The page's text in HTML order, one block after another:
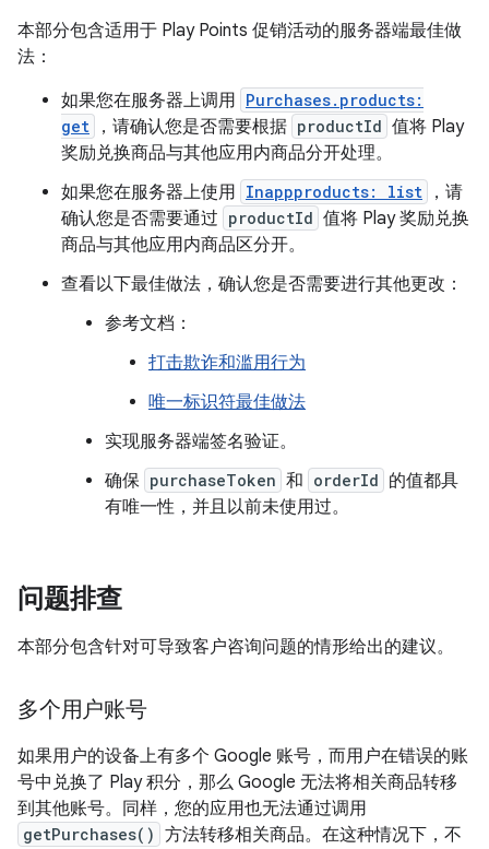
本部分包含适用于 Play Points 促销活动的服务器端最佳做
法：
如果您在服务器上调用 Purchases.products:
get
，请确认您是否需要根据 productId 值将 Play
奖励兑换商品与其他应用内商品分开处理。
如果您在服务器上使用 Inappproducts: list
，请
确认您是否需要通过 productId 值将 Play 奖励兑换
商品与其他应用内商品区分开。
查看以下最佳做法，确认您是否需要进行其他更改：
参考文档：
打击欺诈和滥用行为
唯一标识符最佳做法
实现服务器端签名验证。
确保 purchaseToken 和 orderId 的值都具
有唯一性，并且以前未使用过。
问题排查
本部分包含针对可导致客户咨询问题的情形给出的建议。
多个用户账号
如果用户的设备上有多个 Google 账号，而用户在错误的账
号中兑换了 Play 积分，那么 Google 无法将相关商品转移
到其他账号。同样，您的应用也无法通过调用
getPurchases() 方法转移相关商品。在这种情况下，不